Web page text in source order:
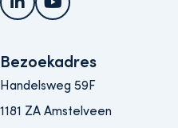
LinkedInYouTube
Bezoekadres
Handelsweg 59F
1181 ZA Amstelveen